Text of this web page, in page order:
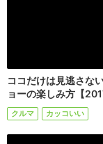
ココだけは見逃さな
ョーの楽しみ方【
クルマ カッコいい